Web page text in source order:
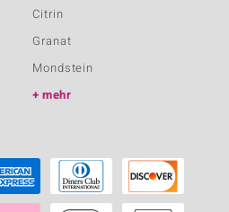
Citrin
Granat
Mondstein
mehr